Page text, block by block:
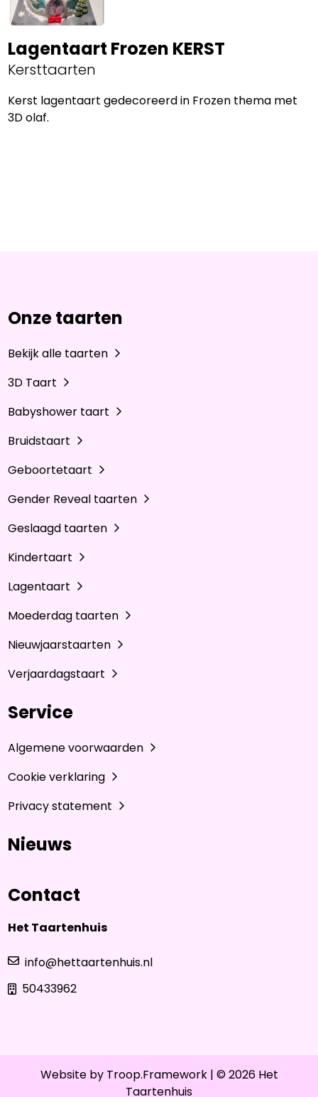
Lagentaart Frozen KERST
Kersttaarten
Kerst lagentaart gedecoreerd in Frozen thema met
3D olaf.
Onze taarten
Bekijk alle taarten
3D Taart
Babyshower taart
Bruidstaart
Geboortetaart
Gender Reveal taarten
Geslaagd taarten
Kindertaart
Lagentaart
Moederdag taarten
Nieuwjaarstaarten
Verjaardagstaart
Service
Algemene voorwaarden
Cookie verklaring
Privacy statement
Nieuws
Contact
Het Taartenhuis
info@hettaartenhuis.nl
50433962
Website by Troop.Framework| © 2026 Het
Taartenhuis